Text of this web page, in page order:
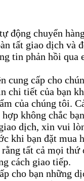
động chuyển
tất giao dịch và
tin phản hồi qua
cung cấp cho
chi tiết của bạn
của chúng tôi.
không chắc
dịch, xin vui
khi bạn đặt mua
tất cả mọi thứ
cách giao tiếp.
cho bạn những